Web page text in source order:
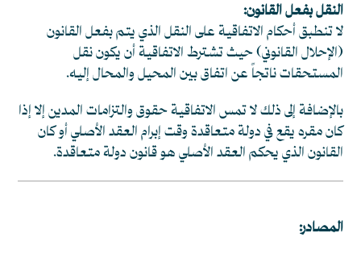
النقل بفعل القانون:
لا تنطبق أحكام الاتفاقية على النقل الذي يتم بفعل القانون
(الإحلال القانوني) حيث تشترط الاتفاقية أن يكون نقل
المستحقات ناتجاً عن اتفاق بين المحيل والمحال إليه.
بالإضافة إلى ذلك لا تمس الاتفاقية حقوق والتزامات المدين إلا إذا
كان مقره يقع في دولة متعاقدة وقت إبرام العقد الأصلي أو كان
القانون الذي يحكم العقد الأصلي هو قانون دولة متعاقدة.
المصادر: